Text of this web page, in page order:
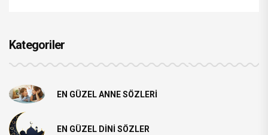
Kategoriler
EN GÜZEL ANNE SÖZLERI
EN GÜZEL DINI SÖZLER